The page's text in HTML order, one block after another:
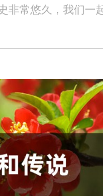
非常悠久，我们一